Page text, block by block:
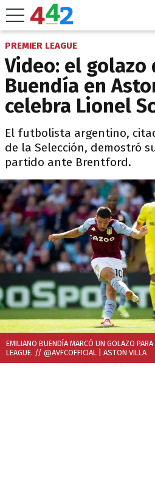
PREMIER LEAGUE
Video: el golazo
Buendía en
celebra Lionel
El futbolista argentino,
de la Selección, demostró
partido ante Brentford.
EMILIANO BUENDÍA MARCÓ UN GOLAZO
LEAGUE. // @AVFCOFFICIAL | ASTON VILLA